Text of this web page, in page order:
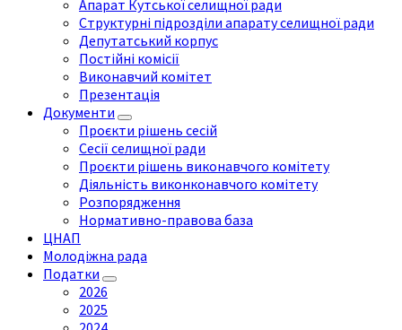
Апарат Кутської селищної ради
Структурні підрозділи апарату селищної ради
Депутатський корпус
Постійні комісії
Виконавчий комітет
Презентація
Документи
Проєкти рішень сесій
Сесії селищної ради
Проєкти рішень виконавчого комітету
Діяльність виконконавчого комітету
Розпорядження
Нормативно-правова база
ЦНАП
Молодіжна рада
Податки
2026
2025